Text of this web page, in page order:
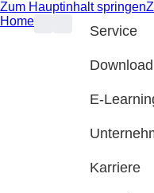
Zum Hauptinhalt springen
Home
Service
Download
E-
Karriere